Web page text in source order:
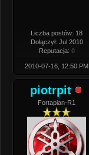
Liczba postów: 18
Dołączył: Jul 2010
Reputacja: 0
2010-07-16, 12:50 PM
piotrpit
Fortapian-R1